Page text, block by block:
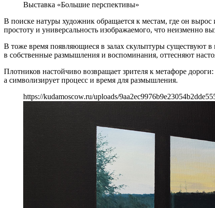
Выставка «Большие перспективы»
В поиске натуры художник обращается к местам, где он вырос
простоту и универсальность изображаемого, что неизменно
В тоже время появляющиеся в залах скульптуры существуют
в собственные размышления и воспоминания, оттесняют
Плотников настойчиво возвращает зрителя к метафоре
а символизирует процесс и время для размышления.
https://kudamoscow.ru/uploads/